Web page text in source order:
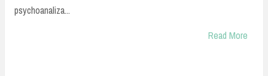
psychoanaliza...
Read More